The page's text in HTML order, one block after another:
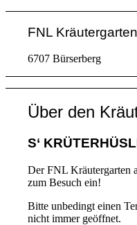
FNL
6707 Bürserberg
Über den
S‘
Der FNL Kräutergarten
zum Besuch ein!
Bitte unbedingt einen
nicht immer geöffnet.